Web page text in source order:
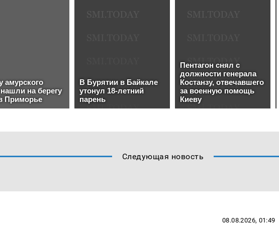
Следующая новость
08.08.2026, 01:49